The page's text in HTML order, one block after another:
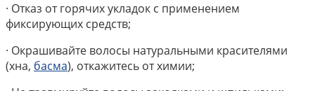
· Отказ от горячих укладок с применением
фиксирующих средств;
· Окрашивайте волосы натуральными красителями
(хна, басма), откажитесь от химии;